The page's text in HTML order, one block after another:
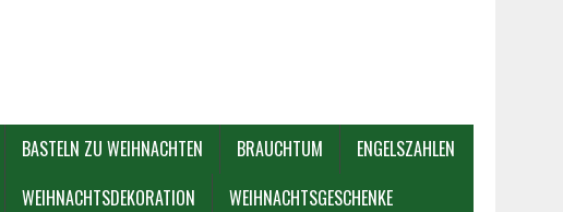
BASTELN ZU WEIHNACHTEN BRAUCHTUM
ENGELSZAHLEN
WEIHNACHTSDEKORATION
WEIHNACHTSGESCHENKE